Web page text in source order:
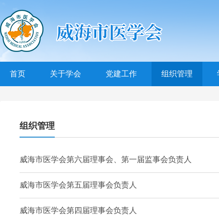
首页 关于学会 党建工作 组织管理
组织管理
威海市医学会第六届理事会、第一届监事会负责人
威海市医学会第五届理事会负责人
威海市医学会第四届理事会负责人